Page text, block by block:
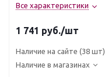
Все характеристики
1 741 руб./шт
Наличие на сайте (38 шт)
Наличие в магазинах